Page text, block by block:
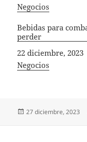
In relation to
Negocios
Bebidas para
perder
Fecha
22 diciembre, 2023
In relation to
Negocios
Publicado
27 diciembre, 2023